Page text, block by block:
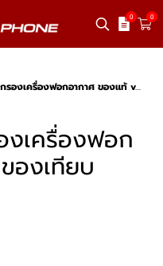
0 0
งเครื่องฟอกอากาศ ของแท้ vs ของเทียบ
งเครื่องฟอก
องเทียบ